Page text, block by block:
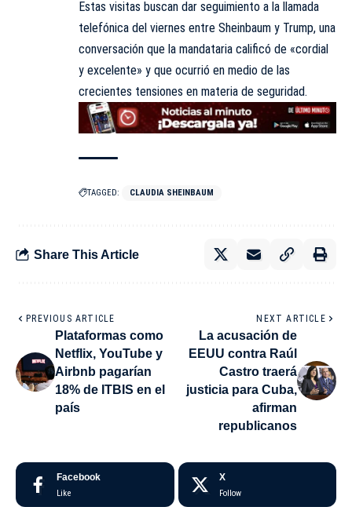
Estas visitas buscan dar seguimiento a la llamada
telefónica del viernes entre Sheinbaum y Trump, una
conversación que la mandataria calificó de «cordial
y excelente» y que ocurrió en medio de las
crecientes tensiones en materia de seguridad.
TAGGED: CLAUDIA SHEINBAUM
Share This Article
PREVIOUS ARTICLE
Plataformas como
Netflix, YouTube y
Airbnb pagarían
18% de ITBIS en el
país
NEXT ARTICLE
La acusación de
EEUU contra Raúl
Castro traerá
justicia para Cuba,
afirman
republicanos
Facebook
Like
X
Follow